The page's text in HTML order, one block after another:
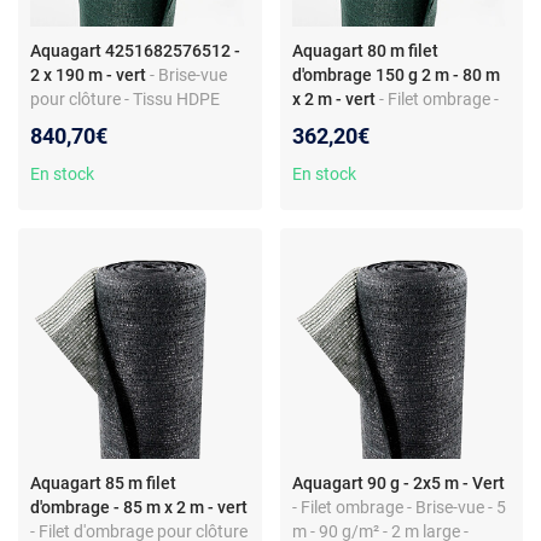
Aquagart 4251682576512 -
2 x 190 m - vert- Brise-vue
pour clôture - Tissu HDPE
Montage facile
840,70€
En stock
Aquagart 80 m filet
d'ombrage 150 g 2 m - 80 m
x 2 m - vert - Filet ombrage -
2 m large - HDPE
362,20€
En stock
Aquagart 85 m filet
d'ombrage - 85 m x 2 m - vert
- Filet d'ombrage pour clôture
Aquagart 90 g - 2x5 m - Vert
- Filet ombrage - Brise-vue - 5
m - 90 g/m² - 2 m large -